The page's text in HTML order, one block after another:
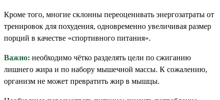
Кроме того, многие склонны переоценивать энергозатраты от
тренировок для похудения, одновременно увеличивая размер
порций в качестве «спортивного питания».
Важно: необходимо чётко разделять цели по сжиганию
лишнего жира и по набору мышечной массы. К сожалению,
организм не может превратить жир в мышцы.